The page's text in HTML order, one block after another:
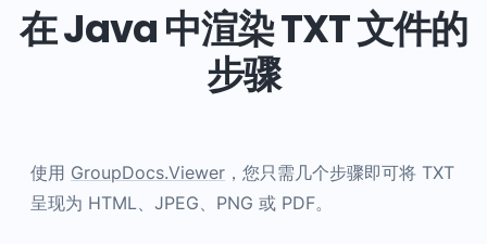
在 Java 中渲染 TXT 文件的
步骤
使用 GroupDocs.Viewer ，您只需几个步骤即可将 TXT
呈现为 HTML、JPEG、PNG 或 PDF。